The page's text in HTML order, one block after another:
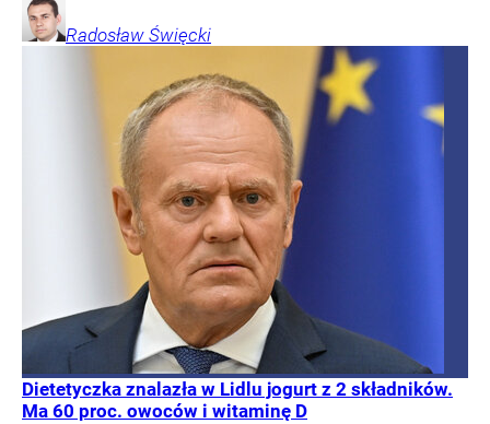
Radosław Święcki
Dietetyczka znalazła w Lidlu jogurt z 2 składników.
Ma 60 proc. owoców i witaminę D